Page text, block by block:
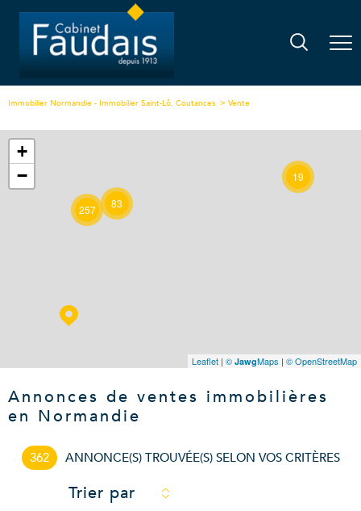
Immobilier Normandie - Immobilier Saint-Lô, Coutances Vente
19
257 83
+
−
Leaflet | © JawgMaps | © OpenStreetMap
Annonces de ventes immobilières
en Normandie
362 ANNONCE(S) TROUVÉE(S) SELON VOS CRITÈRES
Trier par